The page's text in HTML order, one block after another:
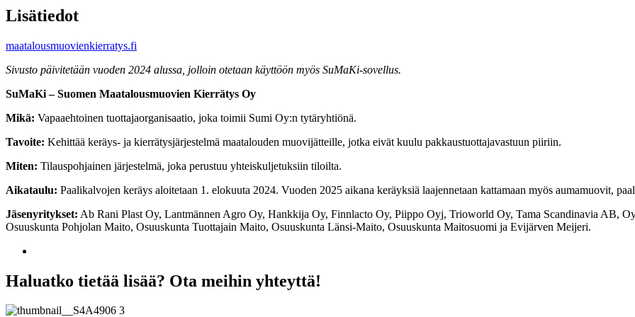
Lisätiedot
maatalousmuovienkierratys.fi
Sivusto päivitetään vuoden 2024 alussa, jolloin otetaan käyttöön myös SuMaKi-sovellus.
SuMaKi – Suomen Maatalousmuovien Kierrätys Oy
Mikä: Vapaaehtoinen tuottajaorganisaatio, joka toimii Sumi Oy:n tytäryhtiönä.
Tavoite: Kehittää keräys- ja kierrätysjärjestelmä maatalouden muovijätteille, jotka eivät kuulu pakkaustuottajavastuun piiriin.
Miten: Tilauspohjainen järjestelmä, joka perustuu yhteiskuljetuksiin tiloilta.
Aikataulu: Paalikalvojen keräys aloitetaan 1. elokuuta 2024. Vuoden 2025 aikana keräyksiä laajennetaan kattamaan myös aumamuovit,
Jäsenyritykset: Ab Rani Plast Oy, Lantmännen Agro Oy, Hankkija Oy, Finnlacto Oy, Piippo Oyj, Trioworld Oy, Tama Scandinavia AB,
Osuuskunta Pohjolan Maito, Osuuskunta Tuottajain Maito, Osuuskunta Länsi-Maito, Osuuskunta Maitosuomi ja Evijärven Meijeri.
Haluatko tietää lisää? Ota meihin yhteyttä!